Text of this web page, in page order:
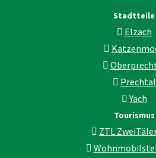
Stadtteile
Elzach
Prechtal
Yach
Tourismus
ZTL